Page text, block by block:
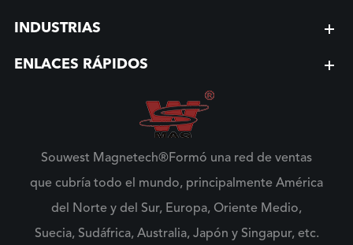
INDUSTRIAS
ENLACES RÁPIDOS
Souwest Magnetech®Formó una red de ventas
que cubría todo el mundo, principalmente América
del Norte y del Sur, Europa, Oriente Medio,
Suecia, Sudáfrica, Australia, Japón y Singapur, etc.